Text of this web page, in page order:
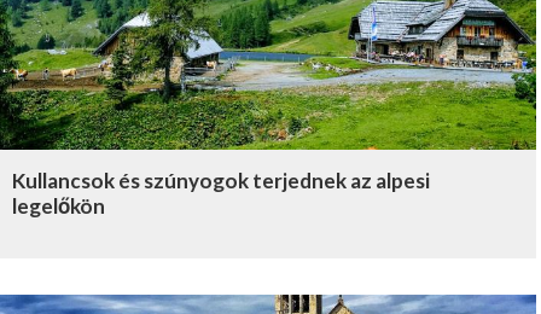
Kullancsok és szúnyogok terjednek az alpesi
legelőkön